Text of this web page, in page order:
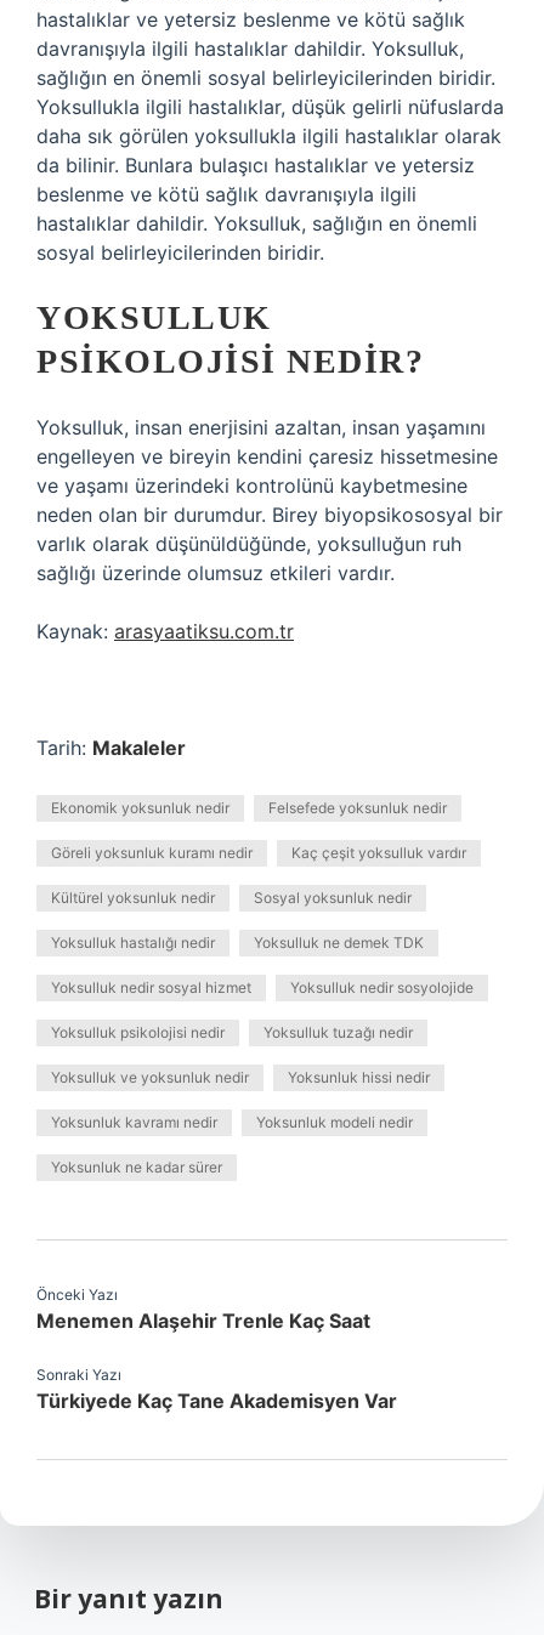
hastalıklar ve yetersiz beslenme ve kötü sağlık
davranışıyla ilgili hastalıklar dahildir. Yoksulluk,
sağlığın en önemli sosyal belirleyicilerinden biridir.
Yoksullukla ilgili hastalıklar, düşük gelirli nüfuslarda
daha sık görülen yoksullukla ilgili hastalıklar olarak
da bilinir. Bunlara bulaşıcı hastalıklar ve yetersiz
beslenme ve kötü sağlık davranışıyla ilgili
hastalıklar dahildir. Yoksulluk, sağlığın en önemli
sosyal belirleyicilerinden biridir.
YOKSULLUK
PSIKOLOJISI NEDIR?
Yoksulluk, insan enerjisini azaltan, insan yaşamını
engelleyen ve bireyin kendini çaresiz hissetmesine
ve yaşamı üzerindeki kontrolünü kaybetmesine
neden olan bir durumdur. Birey biyopsikososyal bir
varlık olarak düşünüldüğünde, yoksulluğun ruh
sağlığı üzerinde olumsuz etkileri vardır.
Kaynak: arasyaatiksu.com.tr
Tarih: Makaleler
Ekonomik yoksunluk nedir Felsefede yoksunluk nedir
Göreli yoksunluk kuramı nedir Kaç çeşit yoksulluk vardır
Kültürel yoksunluk nedir Sosyal yoksunluk nedir
Yoksulluk hastalığı nedir Yoksulluk ne demek TDK
Yoksulluk nedir sosyal hizmet Yoksulluk nedir sosyolojide
Yoksulluk psikolojisi nedir Yoksulluk tuzağı nedir
Yoksulluk ve yoksunluk nedir Yoksunluk hissi nedir
Yoksunluk kavramı nedir Yoksunluk modeli nedir
Yoksunluk ne kadar sürer
Önceki Yazı
Menemen Alaşehir Trenle Kaç Saat
Sonraki Yazı
Türkiyede Kaç Tane Akademisyen Var
Bir yanıt yazın